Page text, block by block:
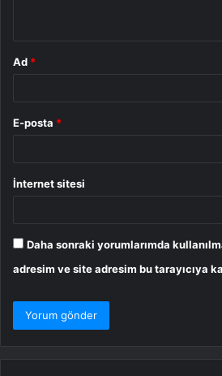
Ad *
E-posta *
İnternet sitesi
Daha sonraki yorumlarımda
adresim ve site adresim bu tarayıcıya